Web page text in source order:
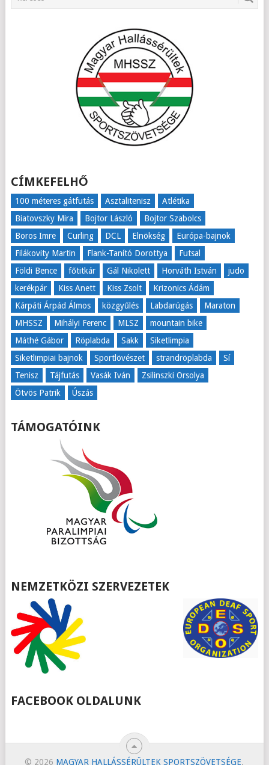
CÍMKEFELHŐ
100 méteres gátfutás Asztalitenisz
Atlétika
Biatovszky Mira
Bojtor László
Bojtor Szabolcs
Boros Imre
Curling DCL Elnökség
Európa-bajnok
Filákovity Martin
Flank-Tanító Dorottya
Futsal
Földi Bence
főtitkár Gál Nikolett Horváth István
judo
kerékpár
Kiss Anett Kiss Zsolt
Krizonics Ádám
Kárpáti Árpád Álmos
közgyűlés Labdarúgás
Maraton
MHSSZ
Mihályi Ferenc MLSZ
mountain bike
Máthé Gábor
Röplabda Sakk
Siketlimpia
Siketlimpiai bajnok
Sportlövészet strandröplabda
Sí
Tenisz
Tájfutás Vasák Iván
Zsilinszki Orsolya
Ötvös Patrik
Úszás
TÁMOGATÓINK
NEMZETKÖZI SZERVEZETEK
FACEBOOK OLDALUNK
© 2026 MAGYAR HALLÁSSÉRÜLTEK SPORTSZÖVETSÉGE.